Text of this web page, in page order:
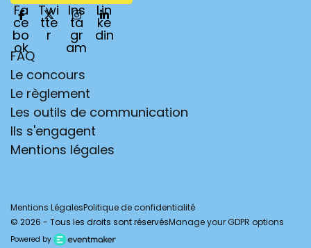
Fa
ce
bo
ok
Twi
tte
r
Ins
ta
gr
am
Lin
ke
din
FAQ
Le concours
Le règlement
Les outils de communication
Ils s'engagent
Mentions légales
Mentions LégalesPolitique de confidentialité
© 2026 - Tous les droits sont réservésManage your GDPR options
Powered by